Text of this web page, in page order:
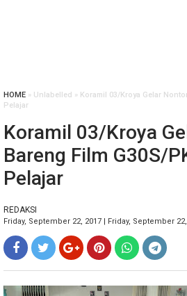
HOME » Unlabelled » Koramil 03/Kroya Gelar
Pelajar
Koramil 03/Kroya
Bareng Film G30S/
Pelajar
REDAKSI
Friday, September 22, 2017 | Friday, September 22,